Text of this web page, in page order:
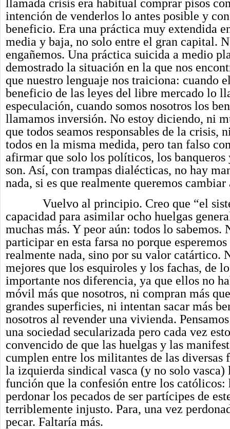
llamada crisis era habitual comprar pisos
intención de venderlos lo antes posible y
beneficio. Era una práctica muy extendida
media y baja, no solo entre el gran capital.
engañemos. Una práctica suicida a medio
demostrado la situación en la que nos
que nuestro lenguaje nos traiciona: cuando
beneficio de las leyes del libre mercado lo
especulación, cuando somos nosotros los
llamamos inversión. No estoy diciendo, ni
que todos seamos responsables de la crisis,
todos en la misma medida, pero tan falso
afirmar que solo los políticos, los
son. Así, con trampas dialécticas, no hay
nada, si es que realmente queremos cambiar
Vuelvo al principio. Creo que “el
capacidad para asimilar ocho huelgas
muchas más. Y peor aún: todos lo sabemos.
participar en esta farsa no porque
realmente nada, sino por su valor catártico.
mejores que los esquiroles y los fachas, de
importante nos diferencia, ya que ellos no
móvil más que nosotros, ni compran más
grandes superficies, ni intentan sacar más
nosotros al revender una vivienda.
una sociedad secularizada pero cada vez
convencido de que las huelgas y las
cumplen entre los militantes de las diversas
la izquierda sindical vasca (y no solo vasca)
función que la confesión entre los católicos:
perdonar los pecados de ser partícipes de
terriblemente injusto. Para, una vez
pecar. Faltaría más.